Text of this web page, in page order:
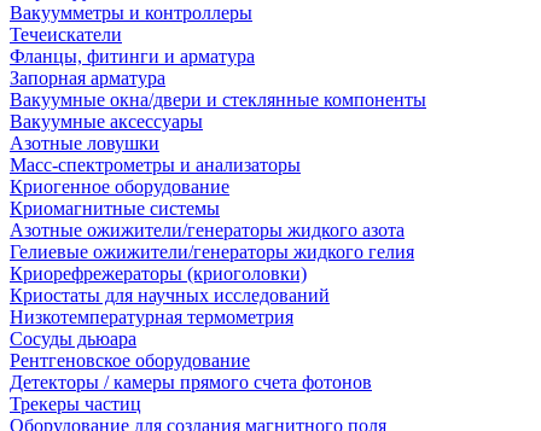
Вакуумметры и контроллеры
Течеискатели
Фланцы, фитинги и арматура
Запорная арматура
Вакуумные окна/двери и стеклянные компоненты
Вакуумные аксессуары
Азотные ловушки
Масс-спектрометры и анализаторы
Криогенное оборудование
Криомагнитные системы
Азотные ожижители/генераторы жидкого азота
Гелиевые ожижители/генераторы жидкого гелия
Криорефрежераторы (криоголовки)
Криостаты для научных исследований
Низкотемпературная термометрия
Сосуды дьюара
Рентгеновское оборудование
Детекторы / камеры прямого счета фотонов
Трекеры частиц
Оборудование для создания магнитного поля